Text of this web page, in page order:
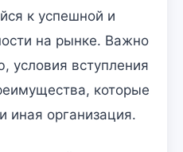
к успешной и
на рынке. Важно
условия вступления
которые
иная организация.